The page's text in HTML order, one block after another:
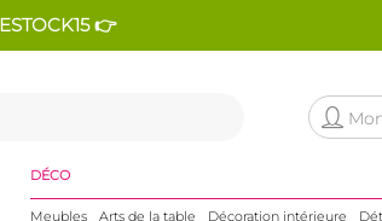
👉
DÉCO
Meubles Arts de la table Décoration intérieure